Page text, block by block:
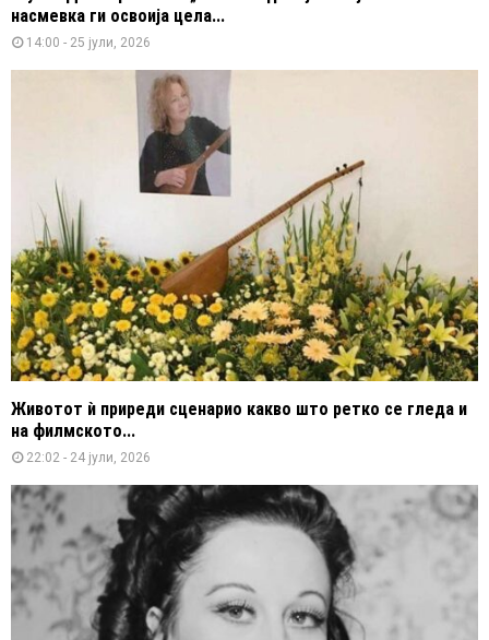
насмевка ги освоија цела...
14:00 - 25 јули, 2026
Животот ѝ приреди сценарио какво што ретко се гледа и
на филмското...
22:02 - 24 јули, 2026